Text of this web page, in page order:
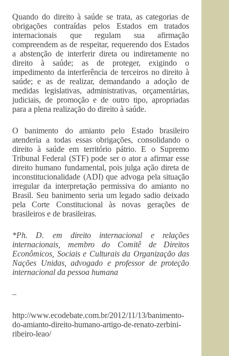
Quando do direito à saúde se trata, as categorias de
obrigações contraídas pelos Estados em tratados
internacionais que regulam sua afirmação
compreendem as de respeitar, requerendo dos Estados
a abstenção de interferir direta ou indiretamente no
direito à saúde; as de proteger, exigindo o
impedimento da interferência de terceiros no direito à
saúde; e as de realizar, demandando a adoção de
medidas legislativas, administrativas, orçamentárias,
judiciais, de promoção e de outro tipo, apropriadas
para a plena realização do direito à saúde.
O banimento do amianto pelo Estado brasileiro
atenderia a todas essas obrigações, consolidando o
direito à saúde em território pátrio. E o Supremo
Tribunal Federal (STF) pode ser o ator a afirmar esse
direito humano fundamental, pois julga ação direta de
inconstitucionalidade (ADI) que advoga pela situação
irregular da interpretação permissiva do amianto no
Brasil. Seu banimento seria um legado sadio deixado
pela Corte Constitucional às novas gerações de
brasileiros e de brasileiras.
*Ph. D. em direito internacional e relações
internacionais, membro do Comitê de Direitos
Econômicos, Sociais e Culturais da Organização das
Nações Unidas, advogado e professor de proteção
internacional da pessoa humana
–
http://www.ecodebate.com.br/2012/11/13/banimento-
do-amianto-direito-humano-artigo-de-renato-zerbini-
ribeiro-leao/